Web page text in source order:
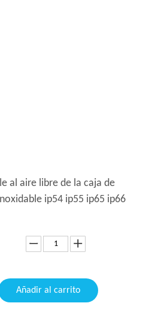
al aire libre de la caja de
ip54 ip55 ip65 ip66
Añadir al carrito